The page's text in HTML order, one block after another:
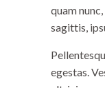
quam
sagittis,
egestas.